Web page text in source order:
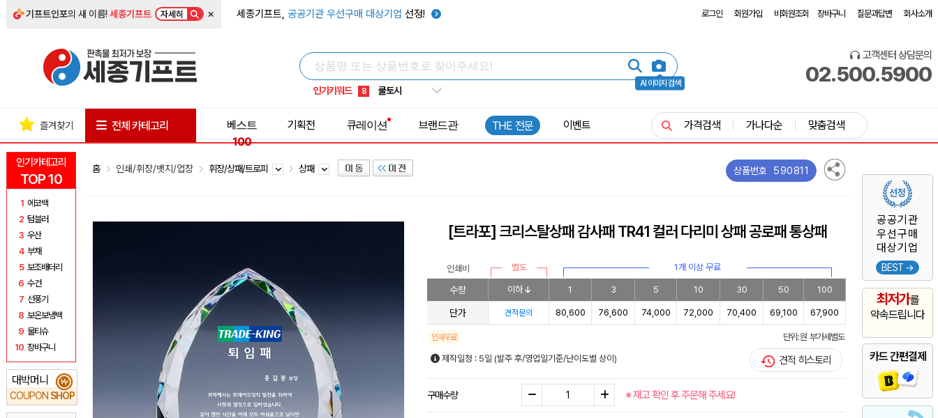
기프트인포의 새 이름!세종기프트 자세히 × 세종기프트, 공공기관 우선구매 대상기업 선정! 로그인 회원가입 비회원조회 장바구니 질문과답변 회사소개
AI 이미지 검색
인기키워드
5 키캡
8 쿨토시
9 넥쿨러
1 선풍기
고객센터 상담문의
02.500.5900
인기카테고리
TOP 10
1 에코백
2 텀블러
3 우산
4 부채
5 보조배터리
6 수건
7 선풍기
8 보온보냉백
9 물티슈
10 장바구니
대박머니
COUPON SHOP
₩
공공기관
우선구매
대상기업
BEST →
최저가를
약속드립니다
카드 간편결제
즐겨찾기 전체 카테고리
베스트
100
기획전 큐레이션 브랜드관 THE 전문 이벤트 가격검색 가나다순 맞춤검색
홈 인쇄/휘장/뱃지/업장 휘장/상패/트로피 상패 상품번호 590811
[트라포] 크리스탈상패 감사패 TR41 컬러 다리미 상패 공로패 통상패
인쇄비 별도 1개 이상 무료
수량 이하 1 3 5 10 30 50 100
단가 견적문의 80,600 76,600 74,000 72,000 70,400 69,100 67,900
인쇄무료 단위: 원 부가세별도
제작일정 : 5일 (발주 후/영업일기준/난이도별 상이) 견적 히스토리
구매수량 ※ 재고 확인 후 주문해 주세요!